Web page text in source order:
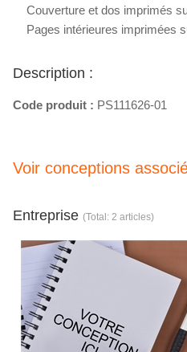
Couverture et dos imprimés
Pages intérieures imprimées
Description :
Code produit : PS111626-01
Voir conceptions
Entreprise (Total: 2 articles)